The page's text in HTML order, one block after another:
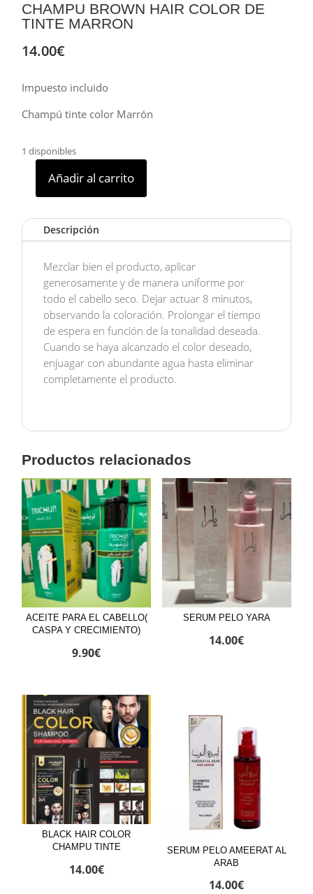
CHAMPU BROWN HAIR COLOR DE
TINTE MARRON
14.00€
Impuesto incluido
Champú tinte color Marrón
1 disponibles
CHAMPU
BROWN
HAIR
COLOR
TINTE
MARRON
cantidad
Añadir al carrito
Descripción
Mezclar bien el producto, aplicar
generosamente y de manera uniforme por
todo el cabello seco. Dejar actuar 8 minutos,
observando la coloración. Prolongar el tiempo
de espera en función de la tonalidad deseada.
Cuando se haya alcanzado el color deseado,
enjuagar con abundante agua hasta eliminar
completamente el producto.
Productos relacionados
ACEITE PARA EL CABELLO(
CASPA Y CRECIMIENTO)
9.90€
SERUM PELO YARA
14.00€
BLACK HAIR COLOR
CHAMPU TINTE
14.00€
SERUM PELO AMEERAT AL
ARAB
14.00€